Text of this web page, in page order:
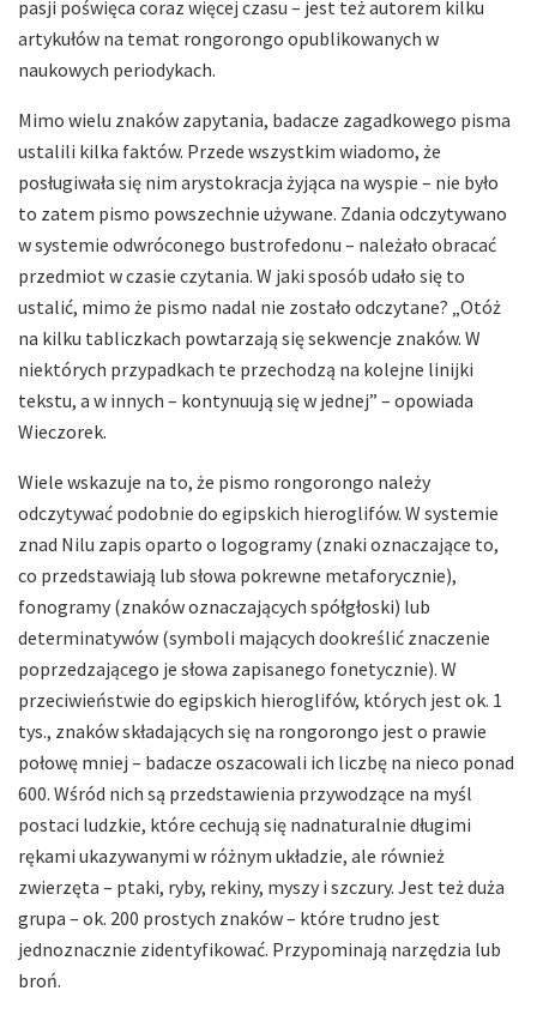
pasji poświęca coraz więcej czasu – jest też autorem kilku
artykułów na temat rongorongo opublikowanych w
naukowych periodykach.
Mimo wielu znaków zapytania, badacze zagadkowego pisma
ustalili kilka faktów. Przede wszystkim wiadomo, że
posługiwała się nim arystokracja żyjąca na wyspie – nie było
to zatem pismo powszechnie używane. Zdania odczytywano
w systemie odwróconego bustrofedonu – należało obracać
przedmiot w czasie czytania. W jaki sposób udało się to
ustalić, mimo że pismo nadal nie zostało odczytane? „Otóż
na kilku tabliczkach powtarzają się sekwencje znaków. W
niektórych przypadkach te przechodzą na kolejne linijki
tekstu, a w innych – kontynuują się w jednej” – opowiada
Wieczorek.
Wiele wskazuje na to, że pismo rongorongo należy
odczytywać podobnie do egipskich hieroglifów. W systemie
znad Nilu zapis oparto o logogramy (znaki oznaczające to,
co przedstawiają lub słowa pokrewne metaforycznie),
fonogramy (znaków oznaczających spółgłoski) lub
determinatywów (symboli mających dookreślić znaczenie
poprzedzającego je słowa zapisanego fonetycznie). W
przeciwieństwie do egipskich hieroglifów, których jest ok. 1
tys., znaków składających się na rongorongo jest o prawie
połowę mniej – badacze oszacowali ich liczbę na nieco ponad
600. Wśród nich są przedstawienia przywodzące na myśl
postaci ludzkie, które cechują się nadnaturalnie długimi
rękami ukazywanymi w różnym układzie, ale również
zwierzęta – ptaki, ryby, rekiny, myszy i szczury. Jest też duża
grupa – ok. 200 prostych znaków – które trudno jest
jednoznacznie zidentyfikować. Przypominają narzędzia lub
broń.